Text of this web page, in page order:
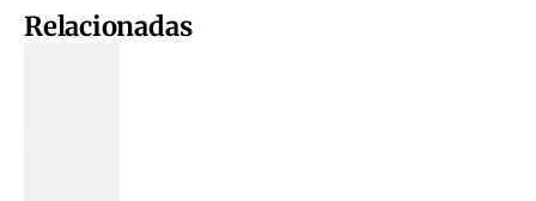
Relacionadas